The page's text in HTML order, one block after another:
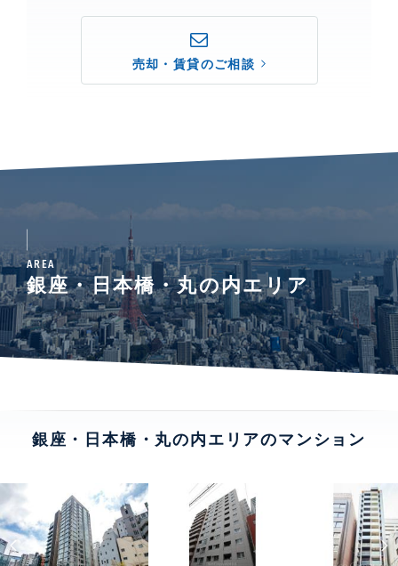
売却・賃貸のご相談
AREA
銀座・日本橋・丸の内エリア
銀座・日本橋・丸の内エリアのマンション